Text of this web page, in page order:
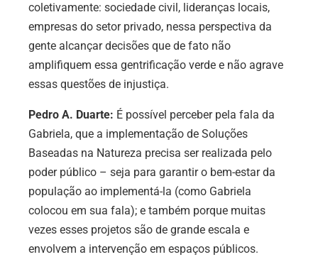
coletivamente: sociedade civil, lideranças locais,
empresas do setor privado, nessa perspectiva da
gente alcançar decisões que de fato não
amplifiquem essa gentrificação verde e não agrave
essas questões de injustiça.
Pedro A. Duarte: É possível perceber pela fala da
Gabriela, que a implementação de Soluções
Baseadas na Natureza precisa ser realizada pelo
poder público – seja para garantir o bem-estar da
população ao implementá-la (como Gabriela
colocou em sua fala); e também porque muitas
vezes esses projetos são de grande escala e
envolvem a intervenção em espaços públicos.